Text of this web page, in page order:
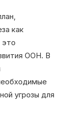
как
это
ООН. В
угрозы для